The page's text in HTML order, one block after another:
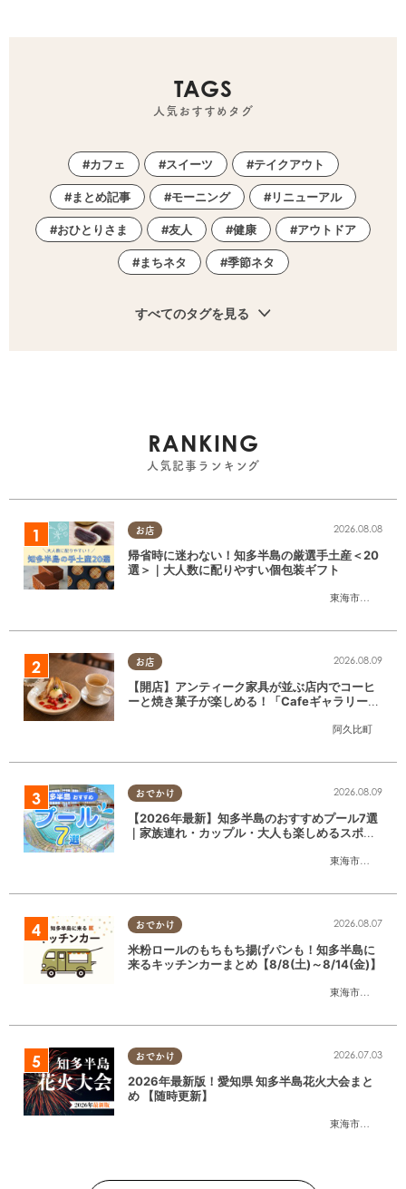
TAGS
人気おすすめタグ
カフェ スイーツ テイクアウト
まとめ記事 モーニング リニューアル
おひとりさま 友人 健康 アウトドア
まちネタ 季節ネタ
すべてのタグを見る
RANKING
人気記事ランキング
お店
東海市
,大府市
2026.08.08
帰省時に迷わない！知多半島の厳選手土産＜20
選＞｜大人数に配りやすい個包装ギフト
お店
阿久比町
2026.08.09
【開店】アンティーク家具が並ぶ店内でコーヒ
ーと焼き菓子が楽しめる！「CafeギャラリーA
おでかけ
東海市
,大府市
2026.08.09
【2026年最新】知多半島のおすすめプール7選
｜家族連れ・カップル・大人も楽しめるスポッ
おでかけ
東海市
,大府市
2026.08.07
米粉ロールのもちもち揚げパンも！知多半島に
来るキッチンカーまとめ【8/8(土)～8/14(金)】
おでかけ
東海市
,大府市
2026.07.03
2026年最新版！愛知県 知多半島花火大会まと
め 【随時更新】